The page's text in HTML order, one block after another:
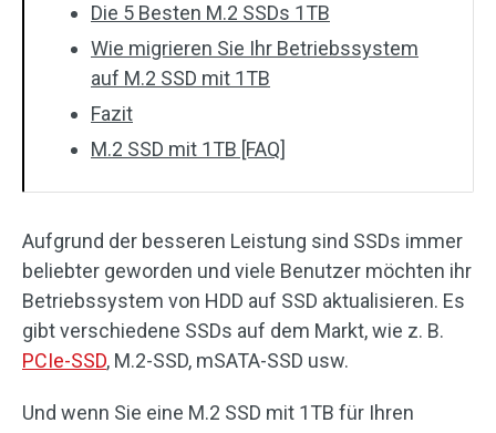
Die 5 Besten M.2 SSDs 1TB
Wie migrieren Sie Ihr Betriebssystem
auf M.2 SSD mit 1TB
Fazit
M.2 SSD mit 1TB [FAQ]
Aufgrund der besseren Leistung sind SSDs immer
beliebter geworden und viele Benutzer möchten ihr
Betriebssystem von HDD auf SSD aktualisieren. Es
gibt verschiedene SSDs auf dem Markt, wie z. B.
PCIe-SSD, M.2-SSD, mSATA-SSD usw.
Und wenn Sie eine M.2 SSD mit 1TB für Ihren